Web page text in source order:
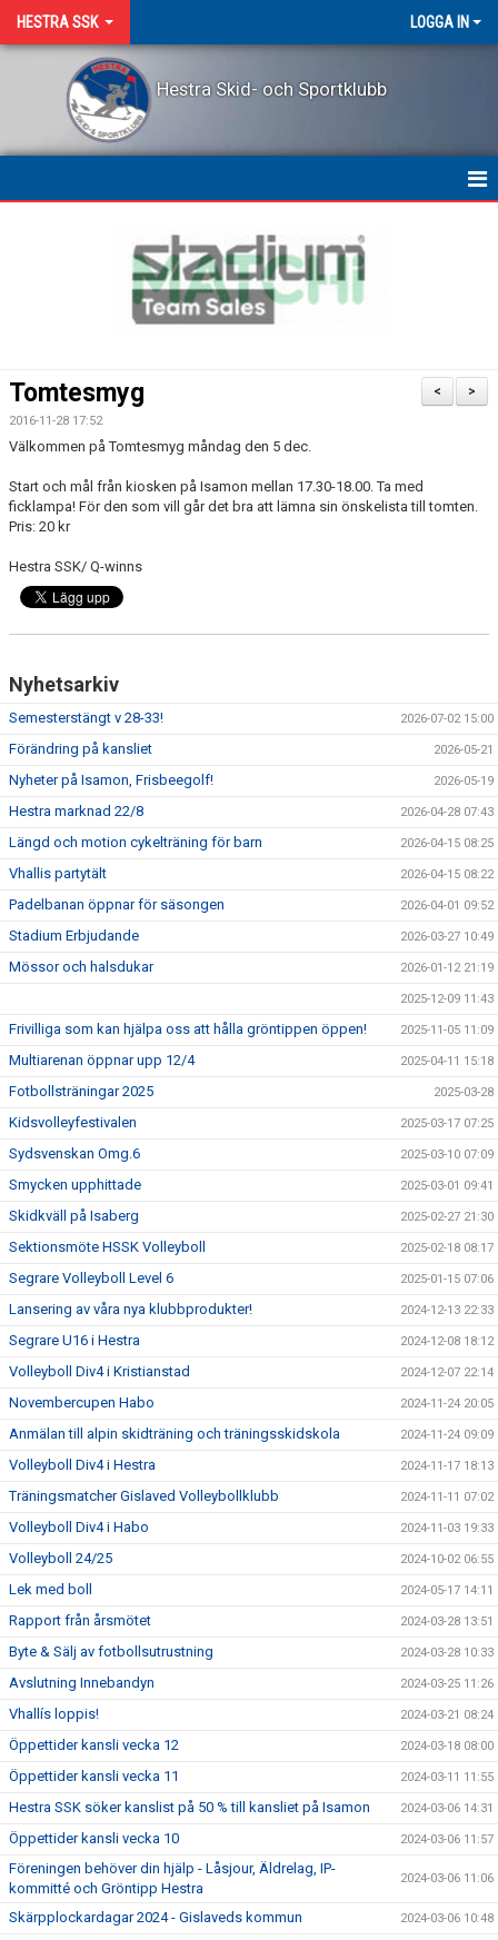
HESTRA SSK LOGGA IN
Hestra Skid- och Sportklubb
LEDARPRIS
GÄSTBOK
BILDGALLERI
DOKUMENT
TÄVLINGAR
GYM ISAMON
MEDLEMSSKAP 2025
AVGIFTER
>
<
Tomtesmyg
2016-11-28 17:52
Välkommen på Tomtesmyg måndag den 5 dec.
Start och mål från kiosken på Isamon mellan 17.30-18.00. Ta med
ficklampa! För den som vill går det bra att lämna sin önskelista till tomten.
Pris: 20 kr
Hestra SSK/ Q-winns
Nyhetsarkiv
Semesterstängt v 28-33! 2026-07-02 15:00
Förändring på kansliet 2026-05-21
Nyheter på Isamon, Frisbeegolf! 2026-05-19
Hestra marknad 22/8 2026-04-28 07:43
Längd och motion cykelträning för barn 2026-04-15 08:25
Vhallis partytält 2026-04-15 08:22
Padelbanan öppnar för säsongen 2026-04-01 09:52
Stadium Erbjudande 2026-03-27 10:49
Mössor och halsdukar 2026-01-12 21:19
2025-12-09 11:43
Frivilliga som kan hjälpa oss att hålla gröntippen öppen! 2025-11-05 11:09
Multiarenan öppnar upp 12/4 2025-04-11 15:18
Fotbollsträningar 2025 2025-03-28
Kidsvolleyfestivalen 2025-03-17 07:25
Sydsvenskan Omg.6 2025-03-10 07:09
Smycken upphittade 2025-03-01 09:41
Skidkväll på Isaberg 2025-02-27 21:30
Sektionsmöte HSSK Volleyboll 2025-02-18 08:17
Segrare Volleyboll Level 6 2025-01-15 07:06
Lansering av våra nya klubbprodukter! 2024-12-13 22:33
Segrare U16 i Hestra 2024-12-08 18:12
Volleyboll Div4 i Kristianstad 2024-12-07 22:14
Novembercupen Habo 2024-11-24 20:05
Anmälan till alpin skidträning och träningsskidskola 2024-11-24 09:09
Volleyboll Div4 i Hestra 2024-11-17 18:13
Träningsmatcher Gislaved Volleybollklubb 2024-11-11 07:02
Volleyboll Div4 i Habo 2024-11-03 19:33
Volleyboll 24/25 2024-10-02 06:55
Lek med boll 2024-05-17 14:11
Rapport från årsmötet 2024-03-28 13:51
Byte & Sälj av fotbollsutrustning 2024-03-28 10:33
Avslutning Innebandyn 2024-03-25 11:26
Vhallís loppis! 2024-03-21 08:24
Öppettider kansli vecka 12 2024-03-18 08:00
Öppettider kansli vecka 11 2024-03-11 11:55
Hestra SSK söker kanslist på 50 % till kansliet på Isamon 2024-03-06 14:31
Öppettider kansli vecka 10 2024-03-06 11:57
Föreningen behöver din hjälp - Låsjour, Äldrelag, IP-
kommitté och Gröntipp Hestra
2024-03-06 11:06
Skärpplockardagar 2024 - Gislaveds kommun 2024-03-06 10:48